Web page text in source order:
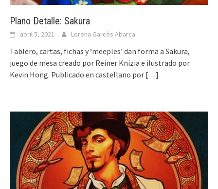
Plano Detalle: Sakura
abril 5, 2021 Lorena Garcés Abarca
Tablero, cartas, fichas y ‘meeples’ dan forma a Sakura,
juego de mesa creado por Reiner Knizia e ilustrado por
Kevin Hong. Publicado en castellano por […]